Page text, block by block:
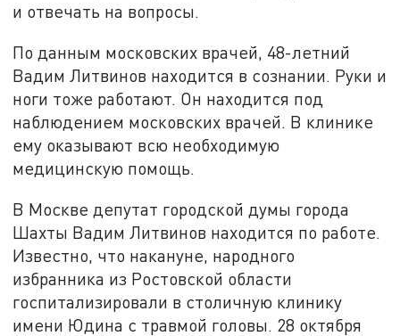
и отвечать на вопросы.
По данным московских врачей, 48-летний
Вадим Литвинов находится в сознании. Руки и
ноги тоже работают. Он находится под
наблюдением московских врачей. В клинике
ему оказывают всю необходимую
медицинскую помощь.
В Москве депутат городской думы города
Шахты Вадим Литвинов находится по работе.
Известно, что накануне, народного
избранника из Ростовской области
госпитализировали в столичную клинику
имени Юдина с травмой головы. 28 октября